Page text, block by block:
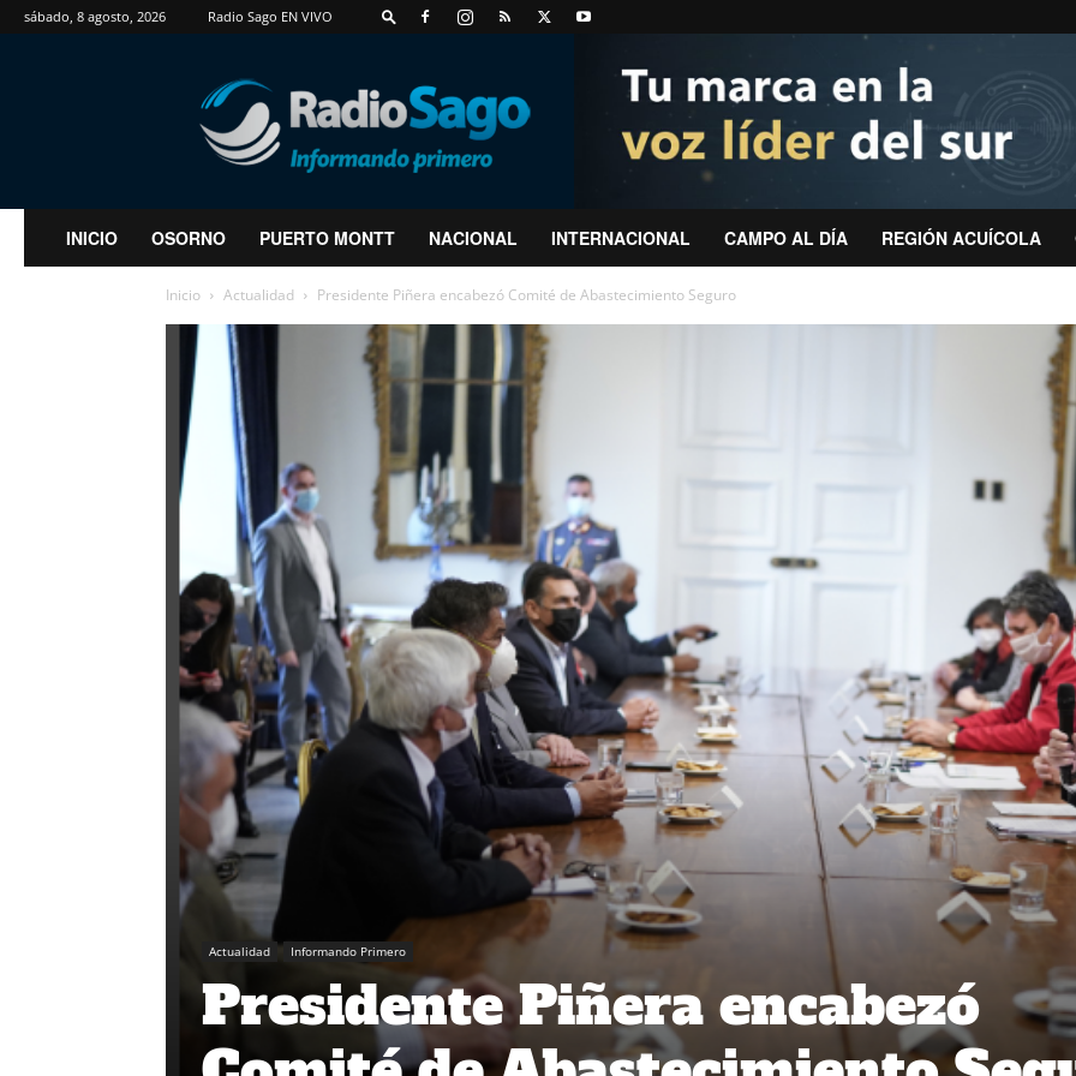
sábado, 8 agosto, 2026 Radio Sago EN VIVO
RadioSago
INICIO OSORNO PUERTO MONTT NACIONAL INTERNACIONAL CAMPO AL DÍA REGIÓN ACUÍCOLA
Inicio Actualidad Presidente Piñera encabezó Comité de Abastecimiento Seguro
Actualidad Informando Primero
Presidente Piñera encabezó